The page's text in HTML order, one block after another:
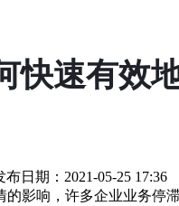
快速有效
布日期：2021-05-25 17:36
响，许多企业业务停